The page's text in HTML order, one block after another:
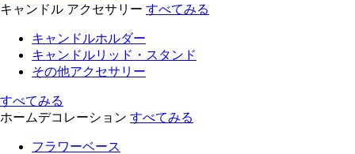
キャンドル アクセサリー すべてみる
キャンドルホルダー
キャンドルリッド・スタンド
その他アクセサリー
すべてみる
ホームデコレーション すべてみる
フラワーベース